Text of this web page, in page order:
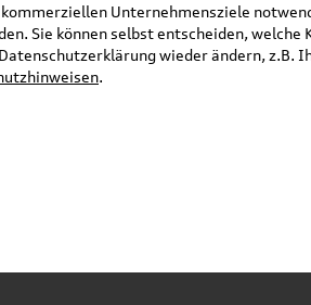
Zubehör » Transport- &
Unternehmensziele
Sie können selbst entscheiden, welche
wieder ändern,
.